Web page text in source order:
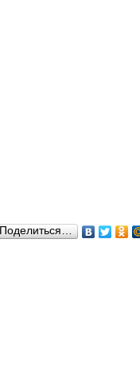
Поделиться…